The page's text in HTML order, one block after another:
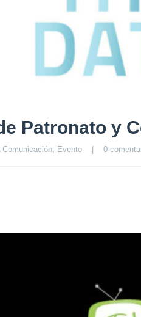
Patronato y
, Evento 0